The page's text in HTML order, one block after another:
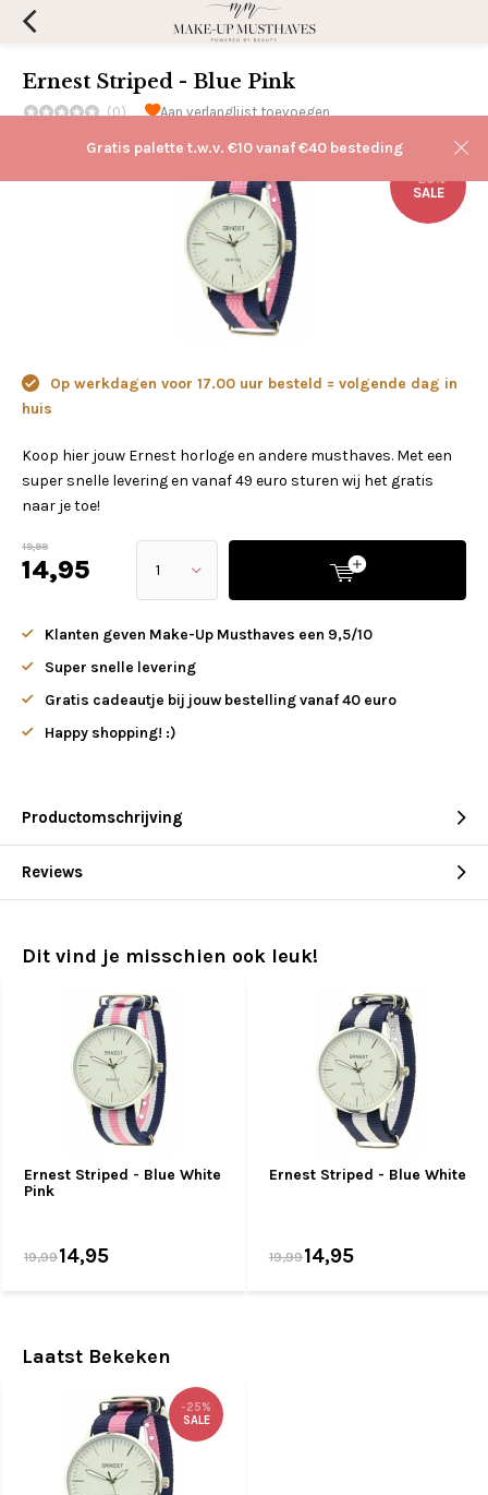
Gratis palette t.w.v. €10 vanaf €40 besteding
Ernest Striped - Blue Pink
(0) Aan verlanglijst toevoegen
-25%
SALE
Op werkdagen voor 17.00 uur besteld = volgende dag in
huis
Koop hier jouw Ernest horloge en andere musthaves. Met een
super snelle levering en vanaf 49 euro sturen wij het gratis
naar je toe!
19,99
14,95
Klanten geven Make-Up Musthaves een 9,5/10
Super snelle levering
Gratis cadeautje bij jouw bestelling vanaf 40 euro
Happy shopping! :)
Productomschrijving
Reviews
Dit vind je misschien ook leuk!
Ernest Striped - Blue White
Pink
19,9914,95
Ernest Striped - Blue White
19,9914,95
Laatst Bekeken
-25%
SALE